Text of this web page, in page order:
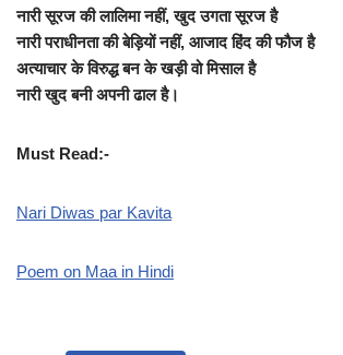
नारी सूरज की लालिमा नहीं, खुद उगता सूरज है
नारी पराधीनता की बेड़ियों नहीं, आजाद हिंद की फौज है
अत्याचार के विरुद्ध बन के खड़ी वो मिसाल है
नारी खुद बनी अपनी ढाल है।
Must Read:-
Nari Diwas par Kavita
Poem on Maa in Hindi